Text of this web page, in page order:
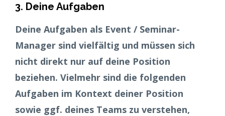
3. Deine Aufgaben
Deine Aufgaben als Event / Seminar-
Manager sind vielfältig und müssen sich
nicht direkt nur auf deine Position
beziehen. Vielmehr sind die folgenden
Aufgaben im Kontext deiner Position
sowie ggf. deines Teams zu verstehen,